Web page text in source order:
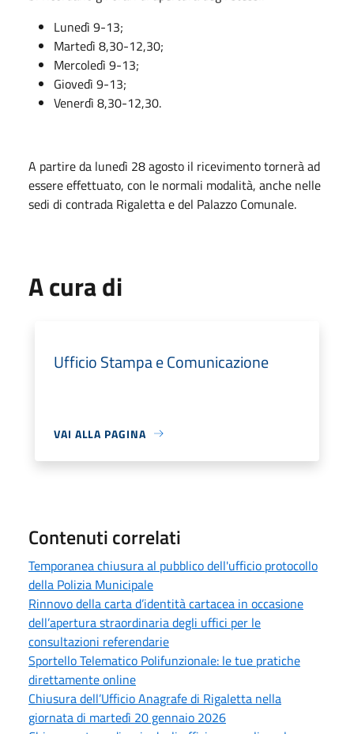
Lunedì 9-13;
Martedì 8,30-12,30;
Mercoledì 9-13;
Giovedì 9-13;
Venerdì 8,30-12,30.
A partire da lunedì 28 agosto il ricevimento tornerà ad
essere effettuato, con le normali modalità, anche nelle
sedi di contrada Rigaletta e del Palazzo Comunale.
A cura di
Ufficio Stampa e Comunicazione
VAI ALLA PAGINA
Contenuti correlati
Temporanea chiusura al pubblico dell'ufficio protocollo
della Polizia Municipale
Rinnovo della carta d’identità cartacea in occasione
dell’apertura straordinaria degli uffici per le
consultazioni referendarie
Sportello Telematico Polifunzionale: le tue pratiche
direttamente online
Chiusura dell’Ufficio Anagrafe di Rigaletta nella
giornata di martedì 20 gennaio 2026